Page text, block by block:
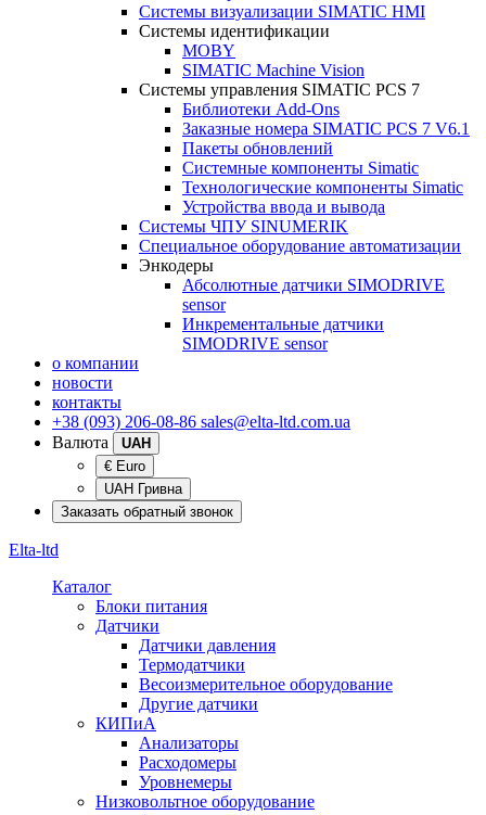
Системы визуализации SIMATIC HMI
Системы идентификации
MOBY
SIMATIC Machine Vision
Системы управления SIMATIC PCS 7
Библиотеки Add-Ons
Заказные номера SIMATIC PCS 7 V6.1
Пакеты обновлений
Системные компоненты Simatic
Технологические компоненты Simatic
Устройства ввода и вывода
Системы ЧПУ SINUMERIK
Специальное оборудование автоматизации
Энкодеры
Абсолютные датчики SIMODRIVE
sensor
Инкрементальные датчики
SIMODRIVE sensor
о компании
новости
контакты
+38 (093) 206-08-86 sales@elta-ltd.com.ua
Валюта
UAH
€ Euro
UAH Гривна
Заказать обратный звонок
Elta-ltd
Каталог
Блоки питания
Датчики
Датчики давления
Термодатчики
Весоизмерительное оборудование
Другие датчики
КИПиА
Анализаторы
Расходомеры
Уровнемеры
Низковольтное оборудование